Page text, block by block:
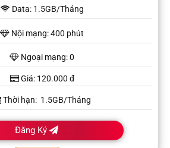
Data: 1.5GB/Tháng
Nội mạng: 400 phút
Ngoại mạng: 0
Giá: 120.000 đ
Thời hạn: 1.5GB/Tháng
Đăng Ký